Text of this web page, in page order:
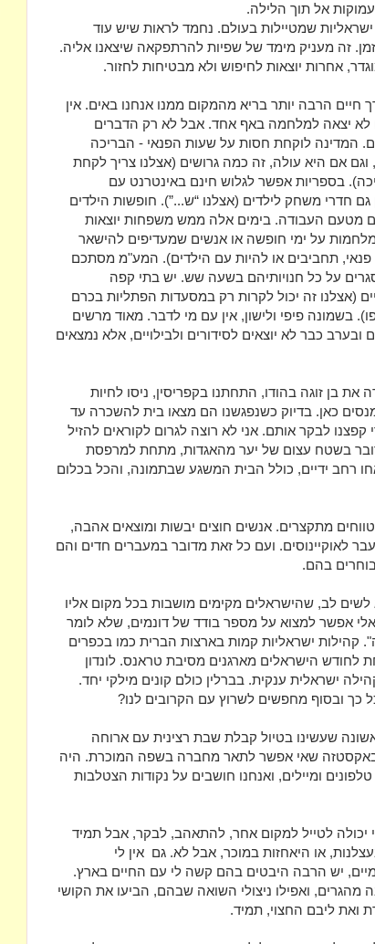
אל תוך הלילה.
שמטיילות בעולם. נחמד לראות שיש עוד
זה מעניק מימד של שפיות להרתפקאה שיצאנו אליה.
אחרות יוצאות לחיפוש ולא מבטיחות לחזור.
חיים הרבה יותר בריא מהמקום ממנו אנחנו באים. אין
לא יצאה למלחמה באף אחד. אבל לא רק הדברים
המדינה לוקחת חסות על שעות הפנאי - הבריכה
וגם אם היא עולה, זה כמה גרושים (אצלנו צריך לקחת
בספריות אפשר לגלוש חינם באינטרנט עם
חדרי משחק לילדים (אצלנו “ש...”). חופשות הילדים
מטעם העבודה. בימים אלה ממש משפחות יוצאות
על ימי חופשה או אנשים שמעדיפים להישאר
תחביבים או להיות עם הילדים). המע"מ מסתכם
על כל חנויותיהם בשעה שש. יש בתי קפה
(אצלנו זה יכול לקרות רק במסעדות הפתליות בכרם
בשמונה פיפי ולישון, אין עם מי לדבר. מאוד מרשים
כבר לא יוצאים לסידורים ולבילויים, אלא נמצאים
את בן זוגה בהודו, התחתנו בקפריסין, ניסו לחיות
כאן. בדיוק כשנפגשנו הם מצאו בית להשכרה עד
לבקר אותם. אני לא רוצה לגרום לקוראים להזיל
בשטח עצום של יער מהאגדות, מתחת למרפסת
רחב ידיים, כולל הבית המשגע שבתמונה, והכל בכלום
מתקצרים. אנשים חוצים יבשות ומוצאים אהבה,
לאוקיינוסים. ועם כל זאת מדובר במעברים חדים והם
בהם.
לב, שהישראלים מקימים מושבות בכל מקום אליו
אפשר למצוא על מספר בודד של דונמים, שלא לומר
קהילות ישראליות קמות בארצות הברית כמו בכפרים
לחודש הישראלים מארגנים מסיבת טראנס. לונדון
ישראלית ענקית. בברלין כולם קונים מילקי יחד.
כך ובסוף מחפשים לשרוץ עם הקרובים לנו?
שעשינו בטיול קבלת שבת רצינית עם ארוחה
באקסטזה שאי אפשר לתאר מחברה בשפה המוכרת. היה
ומיילים, ואנחנו חושבים על נקודות הצטלבות
יכולה לטייל למקום אחר, להתאהב, לבקר, אבל תמיד
או היאחזות במוכר, אבל לא. גם אין לי
יש הרבה היבטים בהם קשה לי עם החיים בארץ.
מהגרים, ואפילו ניצולי השואה שבהם, הביעו את הקושי
ואת ליבם החצוי, תמיד.